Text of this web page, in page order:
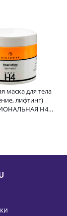
маска для тела
лифтинг)
H4